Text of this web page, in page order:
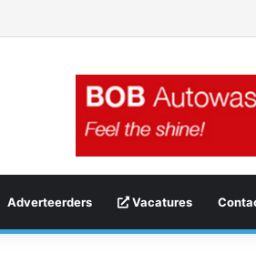
Adverteerders Vacatures